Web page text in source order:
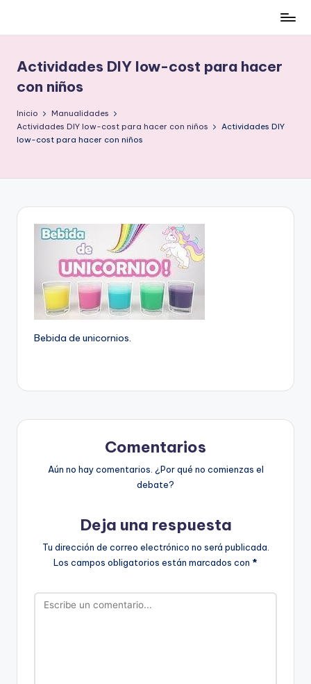
contenido
low-
cost
y
morir
en
Actividades DIY low-cost para hacer
con niños
Inicio
Manualidades
Actividades DIY low-cost para hacer con niños
Actividades DIY
low-cost para hacer con niños
Bebida de unicornios.
Comentarios
Aún no hay comentarios. ¿Por qué no comienzas el
debate?
Deja una respuesta
Tu dirección de correo electrónico no será publicada.
Los campos obligatorios están marcados con *